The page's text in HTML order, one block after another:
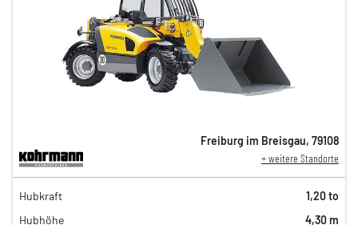
174,00 €
146,00 €
Freiburg im Breisgau, 79108
+ weitere Standorte
Hubkraft
1,20 to
Hubhöhe
4,30 m